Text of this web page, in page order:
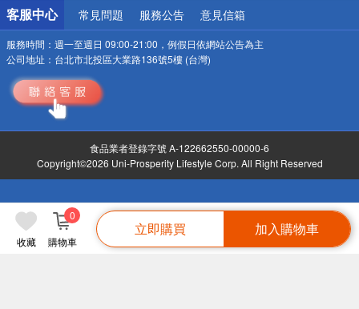
收藏 購物車
0
立即購買 加入購物車
客服中心 常見問題 服務公告 意見信箱
服務時間： 週一至週日 09:00-21:00，例假日依網站公告為主
公司地址： 台北市北投區大業路136號5樓 (台灣)
食品業者登錄字號 A-122662550-00000-6
Copyright©2026 Uni-Prosperity Lifestyle Corp. All Right Reserved